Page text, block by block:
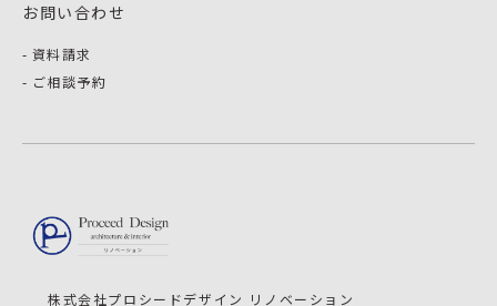
お問い合わせ
資料請求
ご相談予約
株式会社プロシードデザイン リノベーション